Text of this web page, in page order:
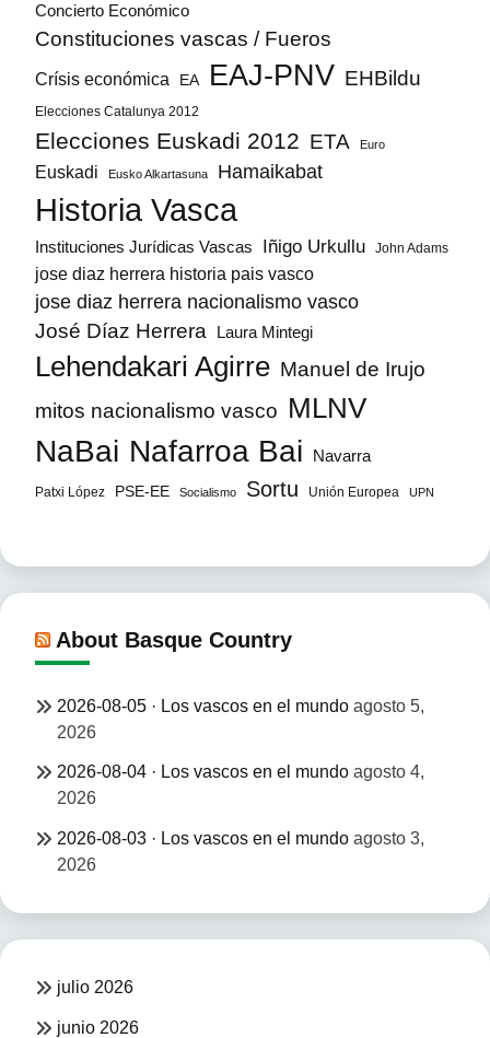
Concierto Económico
Constituciones vascas / Fueros
Crísis económica EA EAJ-PNV EHBildu
Elecciones Catalunya 2012
Elecciones Euskadi 2012 ETA Euro
Euskadi Eusko Alkartasuna Hamaikabat
Historia Vasca
Instituciones Jurídicas Vascas Iñigo Urkullu John Adams
jose diaz herrera historia pais vasco
jose diaz herrera nacionalismo vasco
José Díaz Herrera Laura Mintegi
Lehendakari Agirre Manuel de Irujo
mitos nacionalismo vasco MLNV
NaBai Nafarroa Bai Navarra
Patxi López PSE-EE Socialismo Sortu Unión Europea UPN
About Basque Country
2026-08-05 · Los vascos en el mundo agosto 5,
2026
2026-08-04 · Los vascos en el mundo agosto 4,
2026
2026-08-03 · Los vascos en el mundo agosto 3,
2026
julio 2026
junio 2026